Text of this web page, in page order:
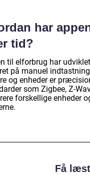
har
tid?
til elforbrug har
på manuel
og enheder er
som Zigbee, Z-
forskellige enheder
Få